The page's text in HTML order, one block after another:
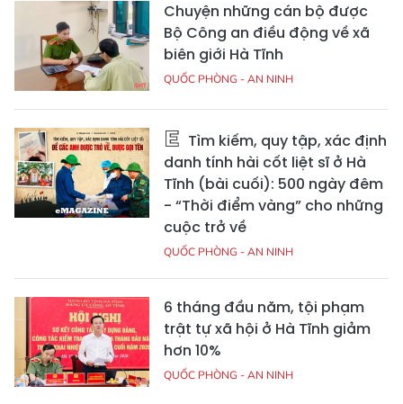
Chuyện những cán bộ được
Bộ Công an điều động về xã
biên giới Hà Tĩnh
QUỐC PHÒNG - AN NINH
Tìm kiếm, quy tập, xác định
danh tính hài cốt liệt sĩ ở Hà
Tĩnh (bài cuối): 500 ngày đêm
- “Thời điểm vàng” cho những
cuộc trở về
QUỐC PHÒNG - AN NINH
6 tháng đầu năm, tội phạm
trật tự xã hội ở Hà Tĩnh giảm
hơn 10%
QUỐC PHÒNG - AN NINH